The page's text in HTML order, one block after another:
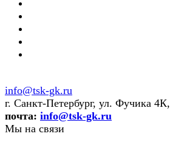
info@tsk-gk.ru
г. Санкт-Петербург, ул. Фучика
почта: info@tsk-gk.ru
Мы на связи